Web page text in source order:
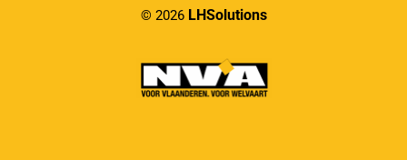
© 2026 LHSolutions